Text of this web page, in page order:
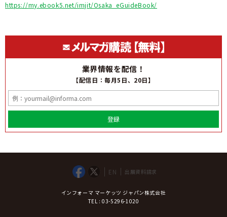
https://my.ebook5.net/imjit/Osaka_eGuideBook/
業界情報を配信！
【配信日：毎月5日、20日】
登録
EN 出展資料請求
インフォーマ マーケッツ ジャパン株式会社
TEL : 03-5296-1020